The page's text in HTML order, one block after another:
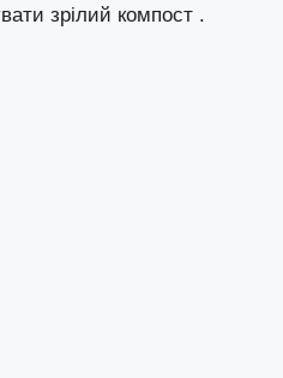
зрілий компост .